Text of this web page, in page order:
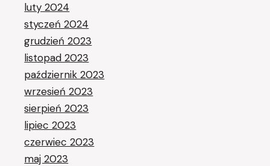
luty 2024
styczeń 2024
grudzień 2023
listopad 2023
październik 2023
wrzesień 2023
sierpień 2023
lipiec 2023
czerwiec 2023
maj 2023